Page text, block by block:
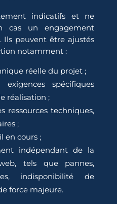
indicatifs et ne
cas un engagement
Ils peuvent être ajustés
notamment :
réelle du projet ;
spécifiques
réalisation ;
ressources techniques,
;
en cours ;
indépendant de la
tels que pannes,
indisponibilité de
force majeure.